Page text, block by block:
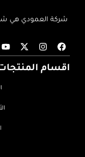
شركة العمودي هي
اقسام